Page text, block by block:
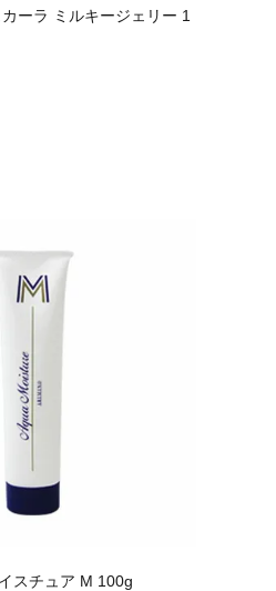
ーラ ミルキージェリー 1
スチュア M 100g